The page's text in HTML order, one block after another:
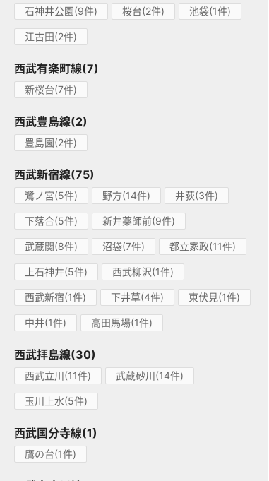
石神井公園(9件) 桜台(2件) 池袋(1件)
江古田(2件)
西武有楽町線(7)
新桜台(7件)
西武豊島線(2)
豊島園(2件)
西武新宿線(75)
鷺ノ宮(5件) 野方(14件) 井荻(3件)
下落合(5件) 新井薬師前(9件)
武蔵関(8件) 沼袋(7件) 都立家政(11件)
上石神井(5件) 西武柳沢(1件)
西武新宿(1件) 下井草(4件) 東伏見(1件)
中井(1件) 高田馬場(1件)
西武拝島線(30)
西武立川(11件) 武蔵砂川(14件)
玉川上水(5件)
西武国分寺線(1)
鷹の台(1件)